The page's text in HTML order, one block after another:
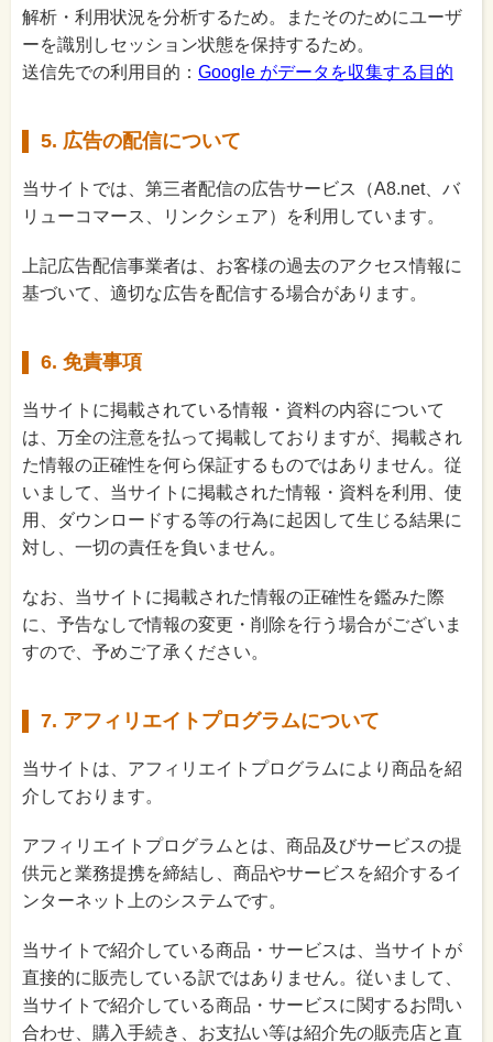
解析・利用状況を分析するため。またそのためにユーザ
ーを識別しセッション状態を保持するため。
送信先での利用目的： Google がデータを収集する目的
5. 広告の配信について
当サイトでは、第三者配信の広告サービス（A8.net、バ
リューコマース、リンクシェア）を利用しています。
上記広告配信事業者は、お客様の過去のアクセス情報に
基づいて、適切な広告を配信する場合があります。
6. 免責事項
当サイトに掲載されている情報・資料の内容について
は、万全の注意を払って掲載しておりますが、掲載され
た情報の正確性を何ら保証するものではありません。従
いまして、当サイトに掲載された情報・資料を利用、使
用、ダウンロードする等の行為に起因して生じる結果に
対し、一切の責任を負いません。
なお、当サイトに掲載された情報の正確性を鑑みた際
に、予告なしで情報の変更・削除を行う場合がございま
すので、予めご了承ください。
7. アフィリエイトプログラムについて
当サイトは、アフィリエイトプログラムにより商品を紹
介しております。
アフィリエイトプログラムとは、商品及びサービスの提
供元と業務提携を締結し、商品やサービスを紹介するイ
ンターネット上のシステムです。
当サイトで紹介している商品・サービスは、当サイトが
直接的に販売している訳ではありません。従いまして、
当サイトで紹介している商品・サービスに関するお問い
合わせ、購入手続き、お支払い等は紹介先の販売店と直